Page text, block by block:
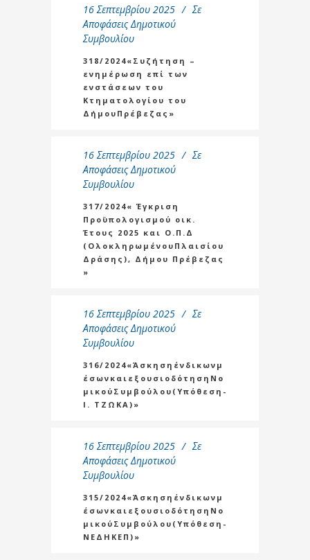
16 Σεπτεμβρίου 2025
Σε
Αποφάσεις Δημοτικού
Συμβουλίου
318/2024«Συζήτηση –
ενημέρωση επί των
ενστάσεων του
Κτηματολογίου του
ΔήμουΠρέβεζας»
16 Σεπτεμβρίου 2025
Σε
Αποφάσεις Δημοτικού
Συμβουλίου
317/2024« Έγκριση
Προϋπολογισμού οικ.
Έτους 2025 και Ο.Π.Δ
(ΟλοκληρωμένουΠλαισίου
Δράσης), Δήμου Πρέβεζας
»
16 Σεπτεμβρίου 2025
Σε
Αποφάσεις Δημοτικού
Συμβουλίου
316/2024«Άσκησηένδικωνμ
έσωνκαιεξουσιοδότησηΝο
μικούΣυμβούλου(Υπόθεση-
Ι. ΤΖΩΚΑ)»
16 Σεπτεμβρίου 2025
Σε
Αποφάσεις Δημοτικού
Συμβουλίου
315/2024«Άσκησηένδικωνμ
έσωνκαιεξουσιοδότησηΝο
μικούΣυμβούλου(Υπόθεση-
ΝΕΔΗΚΕΠ)»